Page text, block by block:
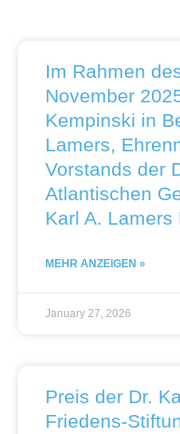
Im Rahmen
November
Kempinski in
Lamers,
Vorstands der
Atlantischen
Karl A. Lamers
MEHR ANZEIGEN »
January 27, 2026
Preis der Dr.
Friedens-